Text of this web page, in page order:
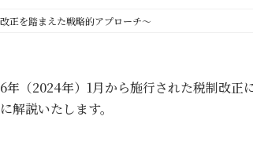
正を踏まえた戦略的アプローチ～
（2024年）1月から施行された税制改正
説いたします。